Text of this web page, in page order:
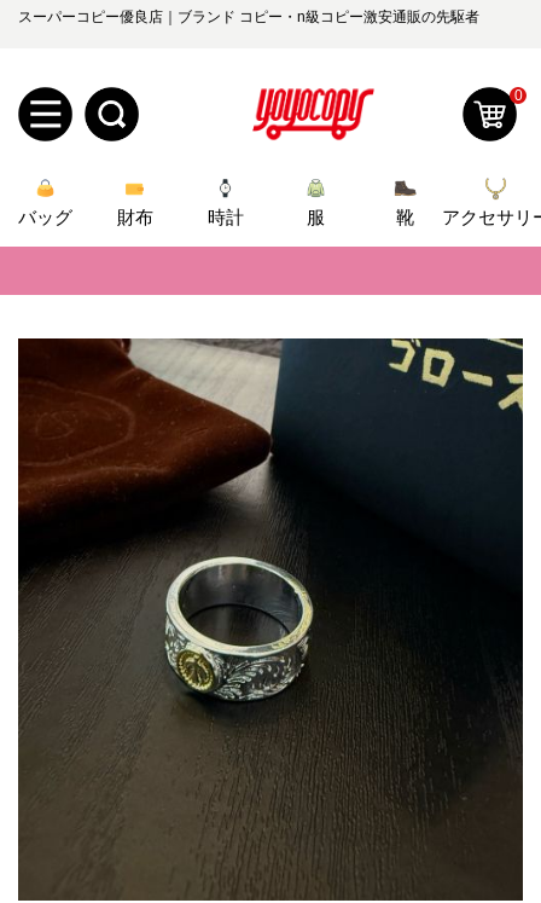
スーパーコピー優良店｜ブランド コピー・n級コピー激安通販の先駆者
規
ザ
ロ
ン
ダ
理
知
yoyocopys@gmail.com
2026人気特集
バッグ
財布
時計
服
ズボン
衣装セット
靴
住まい用品
アクセサリー
ベルト
スカーフ
アイフォーンケ
ース
小物
0
バッグ 財布 時計 服 靴
アクセサリ
📢 当店は正真正銘のn級スーパーコピーのみ取扱い。最高品質の再現度を
📢 2026春の新作続々更新中！期間中のご注文でお得な割引をご利用いただ
📢 新作入荷！ルイ・ヴィトンスーパーコピー バッグ最新モデルが登場。
当店は正真正銘のn級スーパーコピーのみ取扱い。最高品質の再現度を
2026春の新作続々更新中！期間中のご注文でお得な割引をご利用いただ
新作入荷！ルイ・ヴィトンスーパーコピー バッグ最新モデルが登場。